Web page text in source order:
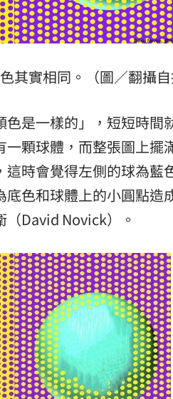
實相同。（圖／翻攝自
是一樣的」，短短時間
顆球體，而整張圖上擺
時會覺得左側的球為藍
色和球體上的小圓點造
David Novick）。